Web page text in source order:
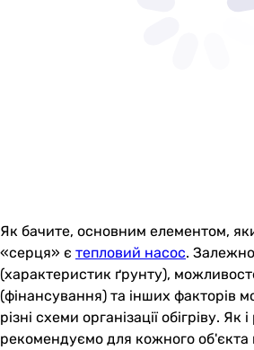
Як бачите, основним елементом,
«серця» є тепловий насос. Залежно
(характеристик ґрунту),
(фінансування) та інших факторів
різні схеми організації обігріву. Як
рекомендуємо для кожного об'єкта